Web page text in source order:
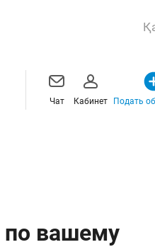
Чат Кабинет Подать
вашему